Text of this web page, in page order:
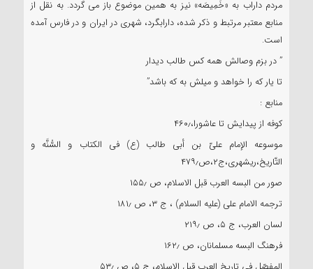
مردم داراب به «خَمِیصَه» نیز به همین موضوع باز می گردد. به نقل از
منابع معتبر مرتبط و ذکر شده، دارابگرد، شهری در ایران و در فارس آمده
است.
” در بزم وصالش همه کس طالب دیدار
تا یار که را خواهد و میلش به که باشد”
منابع :
کوفه از پیدایش تا عاشورا،۴۶۰٫
موسوعه الإمام علیّ بن أبی طالب (ع) فی الکتاب و السُّنَّه و
التّاریخ،ریشهری،ج۲،ص۴۷۹٫
صور من البسه العرب قبل الاسلام، ص ۱۵۵٫
ترجمه الامام علی (علیه السلام) ، ج ۳، ص ۱۸۱٫
لسان العرب، ج ۵، ص ۲۱۹٫
فرهنگ البسه مسلمانان، ص ۱۶۲٫